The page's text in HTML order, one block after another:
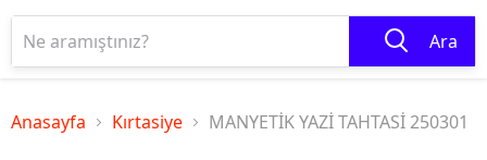
Ara
Anasayfa Kırtasiye MANYETİK YAZİ TAHTASİ 250301